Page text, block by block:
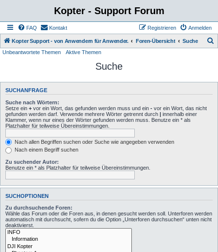
Kopter - Support Forum
FAQ Kontakt Anmelden
Registrieren
Kopter Support - von Anwendern für Anwender. Foren-Übersicht Suche
Unbeantwortete Themen Aktive Themen
Suche
SUCHANFRAGE
Suche nach Wörtern:
Setze ein + vor ein Wort, das gefunden werden muss und ein - vor ein Wort, das nicht
gefunden werden darf. Verwende mehrere Wörter getrennt durch | innerhalb einer
Klammer, wenn nur eines der Wörter gefunden werden muss. Benutze ein * als
Platzhalter für teilweise Übereinstimmungen.
Nach allen Begriffen suchen oder Suche wie angegeben verwenden
Nach einem Begriff suchen
Zu suchender Autor:
Benutze ein * als Platzhalter für teilweise Übereinstimmungen.
SUCHOPTIONEN
Zu durchsuchende Foren:
Wähle das Forum oder die Foren aus, in denen gesucht werden soll. Unterforen werden
automatisch mit durchsucht, sofern du die Option „Unterforen durchsuchen“ unten nicht
deaktivierst.